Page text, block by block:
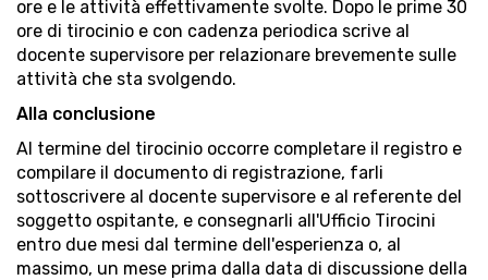
ore e le attività effettivamente svolte. Dopo le prime 30
ore di tirocinio e con cadenza periodica scrive al
docente supervisore per relazionare brevemente sulle
attività che sta svolgendo.
Alla conclusione
Al termine del tirocinio occorre completare il registro e
compilare il documento di registrazione, farli
sottoscrivere al docente supervisore e al referente del
soggetto ospitante, e consegnarli all'Ufficio Tirocini
entro due mesi dal termine dell'esperienza o, al
massimo, un mese prima dalla data di discussione della